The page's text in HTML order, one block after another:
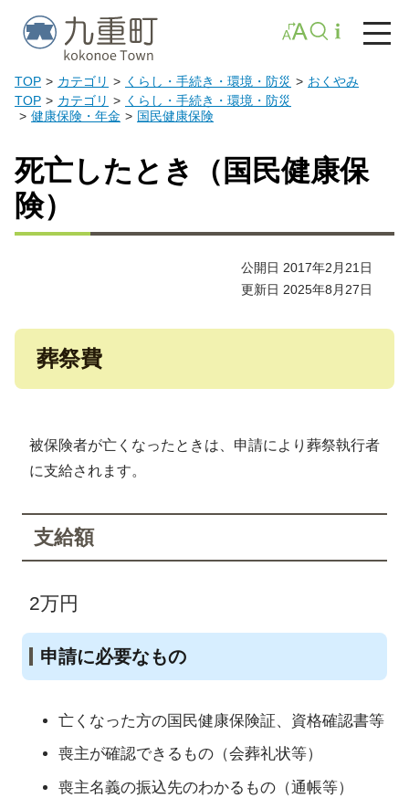
TOP カテゴリ くらし・手続き・環境・防災
おくやみ
TOP
カテゴリ
くらし・手続き・環境・防災
健康保険・年金
国民健康保険
死亡したとき（国民健康保
険）
公開日 2017年2月21日
更新日 2025年8月27日
葬祭費
被保険者が亡くなったときは、申請により葬祭執行者
に支給されます。
支給額
2万円
申請に必要なもの
亡くなった方の国民健康保険証、資格確認書等
喪主が確認できるもの（会葬礼状等）
喪主名義の振込先のわかるもの（通帳等）